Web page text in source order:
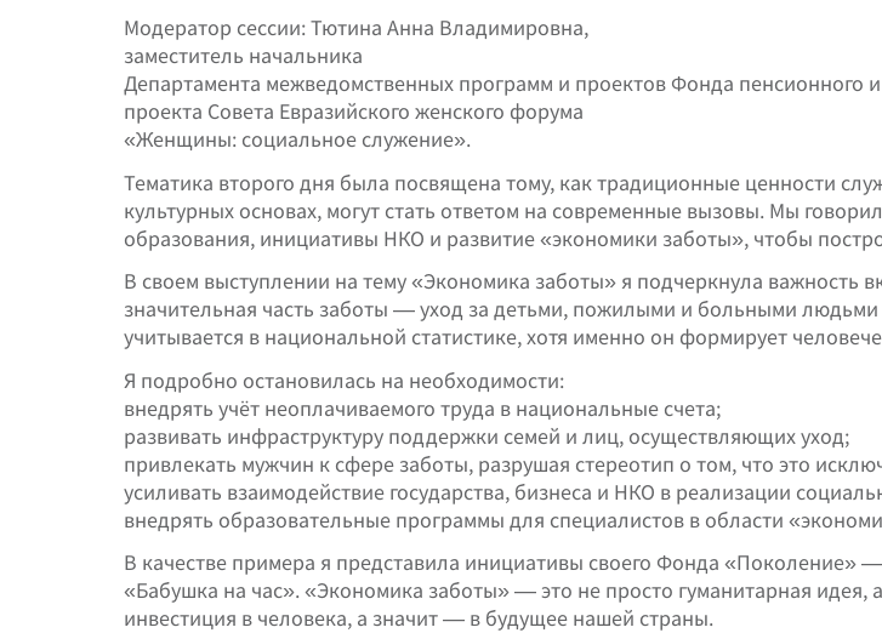
Модератор сессии: Тютина Анна Владимировна,
заместитель начальника
Департамента межведомственных программ и проектов Фонда пенсионного
проекта Совета Евразийского женского форума
«Женщины: социальное служение».
Тематика второго дня была посвящена тому, как традиционные ценности
культурных основах, могут стать ответом на современные вызовы. Мы
образования, инициативы НКО и развитие «экономики заботы», чтобы
В своем выступлении на тему «Экономика заботы» я подчеркнула важность
значительная часть заботы — уход за детьми, пожилыми и больными
учитывается в национальной статистике, хотя именно он формирует
Я подробно остановилась на необходимости:
внедрять учёт неоплачиваемого труда в национальные счета;
развивать инфраструктуру поддержки семей и лиц, осуществляющих уход;
привлекать мужчин к сфере заботы, разрушая стереотип о том, что это
усиливать взаимодействие государства, бизнеса и НКО в реализации
внедрять образовательные программы для специалистов в области
В качестве примера я представила инициативы своего Фонда «Поколение»
«Бабушка на час». «Экономика заботы» — это не просто гуманитарная идея,
инвестиция в человека, а значит — в будущее нашей страны.